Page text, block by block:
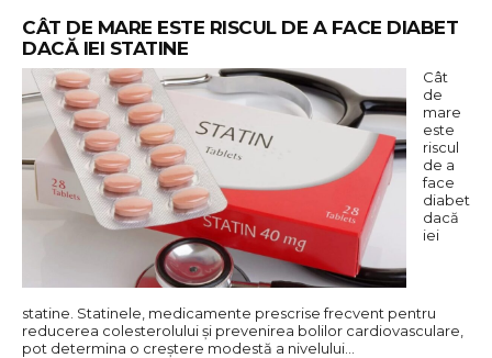
CÂT DE MARE ESTE RISCUL DE A FACE DIABET
DACĂ IEI STATINE
Cât
de
mare
este
riscul
de a
face
diabet
dacă
iei
statine. Statinele, medicamente prescrise frecvent pentru
reducerea colesterolului și prevenirea bolilor cardiovasculare,
pot determina o creștere modestă a nivelului…